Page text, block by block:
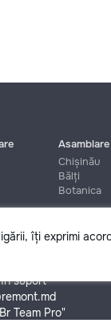
îți exprimi
Chișinău
Bălți
Botanica
suport
Team Pro"